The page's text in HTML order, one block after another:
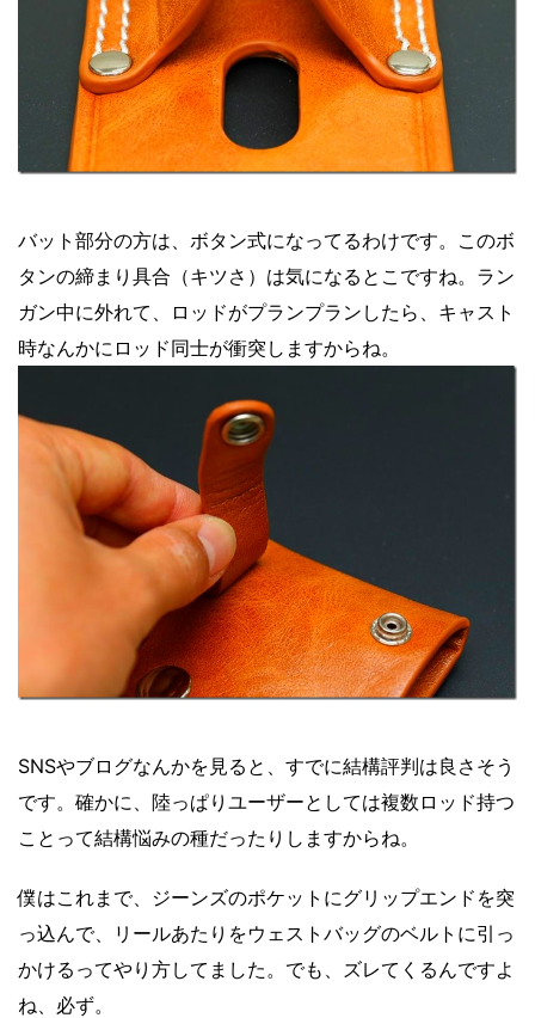
バット部分の方は、ボタン式になってるわけです。このボ
タンの締まり具合（キツさ）は気になるとこですね。ラン
ガン中に外れて、ロッドがプランプランしたら、キャスト
時なんかにロッド同士が衝突しますからね。
SNSやブログなんかを見ると、すでに結構評判は良さそう
です。確かに、陸っぱりユーザーとしては複数ロッド持つ
ことって結構悩みの種だったりしますからね。
僕はこれまで、ジーンズのポケットにグリップエンドを突
っ込んで、リールあたりをウェストバッグのベルトに引っ
かけるってやり方してました。でも、ズレてくるんですよ
ね、必ず。